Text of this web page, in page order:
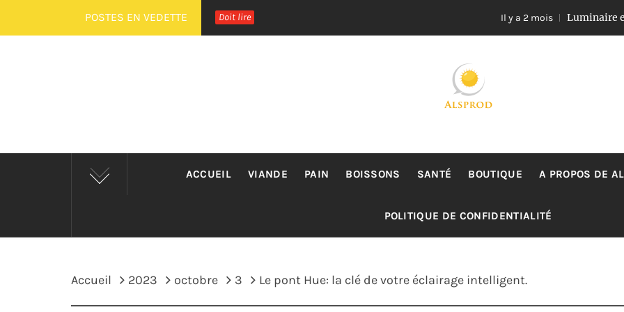
au
POSTES EN VEDETTE Doit lire Luminaire en rotin et
ALSPROD
Site De Partage De Délicieux Plats
ACCUEIL VIANDE PAIN BOISSONS SANTÉ BOUTIQUE A PROPOS DE
POLITIQUE DE CONFIDENTIALITÉ
Accueil 2023 octobre 3 Le pont Hue: la clé de votre éclairage intelligent.